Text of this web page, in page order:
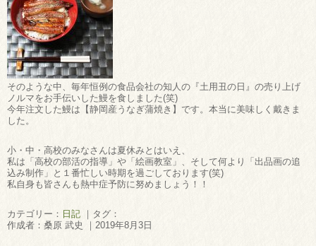
そのような中、毎年恒例の食品会社の知人の『土用丑の日』の売り上げ
ノルマをお手伝いした鰻を食しました(笑)
今年注文した鰻は【静岡産うなぎ蒲焼き】です。本当に美味しく戴きま
した。
小・中・高校のみなさんは夏休みとはいえ、
私は「高校の部活の指導」や「絵画教室」、そして何より「出品画の追
込み制作」と１番忙しい時期を過ごしております(笑)
私自身も皆さんも熱中症予防に努めましょう！！
カテゴリー： 日記 ｜タグ：
作成者：桑原 武史 ｜2019年8月3日